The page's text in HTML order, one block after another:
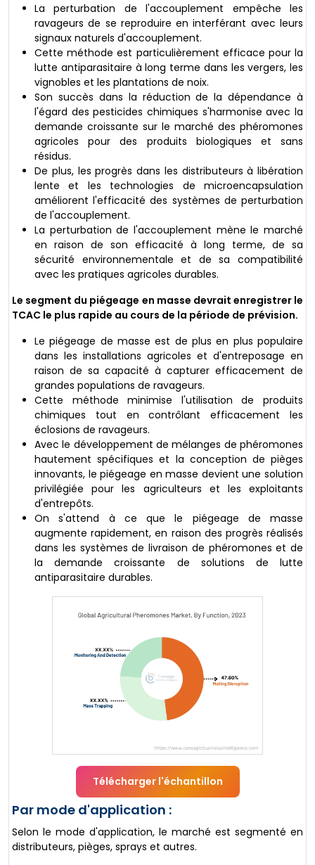
La perturbation de l'accouplement empêche les
ravageurs de se reproduire en interférant avec leurs
signaux naturels d'accouplement.
Cette méthode est particulièrement efficace pour la
lutte antiparasitaire à long terme dans les vergers, les
vignobles et les plantations de noix.
Son succès dans la réduction de la dépendance à
l'égard des pesticides chimiques s'harmonise avec la
demande croissante sur le marché des phéromones
agricoles pour des produits biologiques et sans
résidus.
De plus, les progrès dans les distributeurs à libération
lente et les technologies de microencapsulation
améliorent l'efficacité des systèmes de perturbation
de l'accouplement.
La perturbation de l'accouplement mène le marché
en raison de son efficacité à long terme, de sa
sécurité environnementale et de sa compatibilité
avec les pratiques agricoles durables.
Le segment du piégeage en masse devrait enregistrer le
TCAC le plus rapide au cours de la période de prévision.
Le piégeage de masse est de plus en plus populaire
dans les installations agricoles et d'entreposage en
raison de sa capacité à capturer efficacement de
grandes populations de ravageurs.
Cette méthode minimise l'utilisation de produits
chimiques tout en contrôlant efficacement les
éclosions de ravageurs.
Avec le développement de mélanges de phéromones
hautement spécifiques et la conception de pièges
innovants, le piégeage en masse devient une solution
privilégiée pour les agriculteurs et les exploitants
d'entrepôts.
On s'attend à ce que le piégeage de masse
augmente rapidement, en raison des progrès réalisés
dans les systèmes de livraison de phéromones et de
la demande croissante de solutions de lutte
antiparasitaire durables.
Télécharger l'échantillon
Par mode d'application :
Selon le mode d'application, le marché est segmenté en
distributeurs, pièges, sprays et autres.